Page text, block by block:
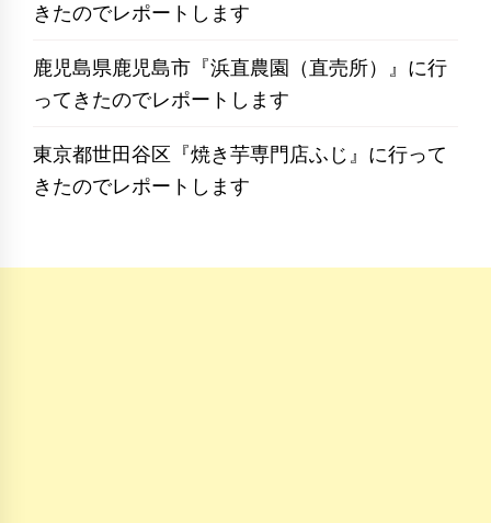
きたのでレポートします
鹿児島県鹿児島市『浜直農園（直売所）』に行
ってきたのでレポートします
東京都世田谷区『焼き芋専門店ふじ』に行って
きたのでレポートします